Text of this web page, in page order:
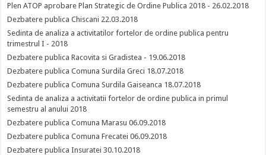
Plen ATOP aprobare Plan Strategic de Ordine Publica 2018 - 26.02.2018
Dezbatere publica Chiscani 22.03.2018
Sedinta de analiza a activitatilor fortelor de ordine publica pentru
trimestrul I - 2018
Dezbatere publica Racovita si Gradistea - 19.06.2018
Dezbatere publica Comuna Surdila Greci 18.07.2018
Dezbatere publica Comuna Surdila Gaiseanca 18.07.2018
Sedinta de analiza a activitatii fortelor de ordine publica in primul
semestru al anului 2018
Dezbatere publica Comuna Marasu 06.09.2018
Dezbatere publica Comuna Frecatei 06.09.2018
Dezbatere publica Insuratei 30.10.2018